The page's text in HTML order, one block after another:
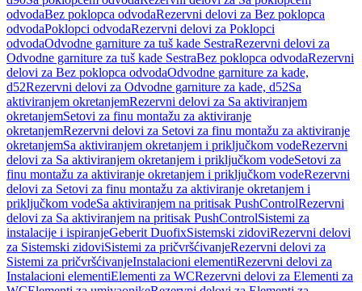
odvodaBez poklopca odvodaRezervni delovi za Bez poklopca
odvodaPoklopci odvodaRezervni delovi za Poklopci
odvodaOdvodne garniture za tuš kade SestraRezervni delovi za
Odvodne garniture za tuš kade SestraBez poklopca odvodaRezervni
delovi za Bez poklopca odvodaOdvodne garniture za kade,
d52Rezervni delovi za Odvodne garniture za kade, d52Sa
aktiviranjem okretanjemRezervni delovi za Sa aktiviranjem
okretanjemSetovi za finu montažu za aktiviranje
okretanjemRezervni delovi za Setovi za finu montažu za aktiviranje
okretanjemSa aktiviranjem okretanjem i priključkom vodeRezervni
delovi za Sa aktiviranjem okretanjem i priključkom vodeSetovi za
finu montažu za aktiviranje okretanjem i priključkom vodeRezervni
delovi za Setovi za finu montažu za aktiviranje okretanjem i
priključkom vodeSa aktiviranjem na pritisak PushControlRezervni
delovi za Sa aktiviranjem na pritisak PushControlSistemi za
instalacije i ispiranjeGeberit DuofixSistemski zidoviRezervni delovi
za Sistemski zidoviSistemi za pričvršćivanjeRezervni delovi za
Sistemi za pričvršćivanjeInstalacioni elementiRezervni delovi za
Instalacioni elementiElementi za WCRezervni delovi za Elementi za